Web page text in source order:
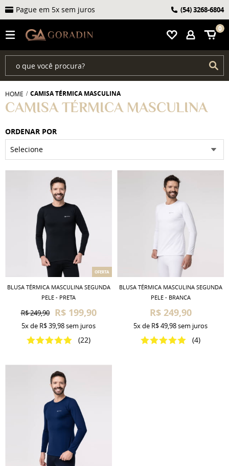
0
Pague em 5x sem juros (54)3268-6804
HOME CAMISA TÉRMICA MASCULINA
CAMISA TÉRMICA MASCULINA
ORDENAR POR
Selecione
OFERTA
BLUSA TÉRMICA MASCULINA SEGUNDA
PELE - PRETA
R$ 249,90 R$ 199,90
(22)
5xde R$ 39,98sem juros
BLUSA TÉRMICA MASCULINA SEGUNDA
PELE - BRANCA
R$ 249,90
(4)
5xde R$ 49,98sem juros